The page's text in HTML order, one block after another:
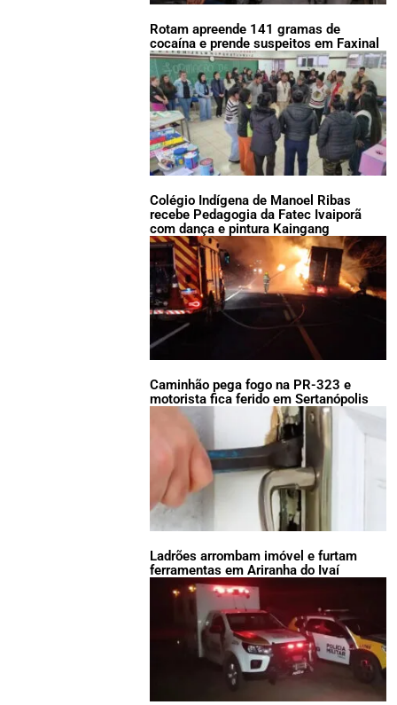
Rotam apreende 141 gramas de
cocaína e prende suspeitos em Faxinal
Colégio Indígena de Manoel Ribas
recebe Pedagogia da Fatec Ivaiporã
com dança e pintura Kaingang
Caminhão pega fogo na PR-323 e
motorista fica ferido em Sertanópolis
Ladrões arrombam imóvel e furtam
ferramentas em Ariranha do Ivaí